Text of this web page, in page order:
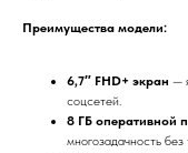
Преимущества модели:
6,7″ FHD+ экран —
соцсетей.
8 ГБ оперативной
многозадачность без